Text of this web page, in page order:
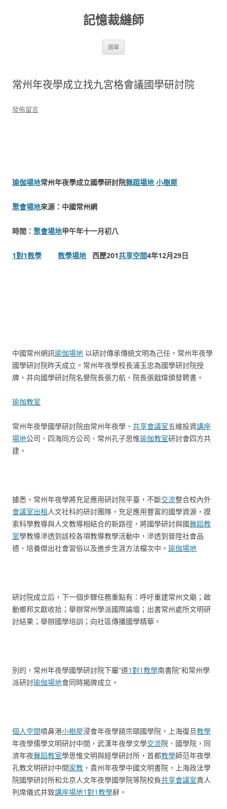
記憶裁縫師
選單
常州年夜學成立找九宮格會議國學研討院
發佈留言
瑜伽場地常州年夜學成立國學研討院舞蹈場地 小樹屋
聚會場地來源：中國常州網
時間： 聚會場地甲午年十一月初八
1對1教學 教學場地 西歷201共享空間4年12月29日
中國常州網訊瑜伽場地 以研討傳承傳統文明為己任，常州年夜學
國學研討院昨天成立。常州年夜學校長浦玉忠為國學研討院授
牌，并向國學研討院名譽院長張力航、院長張戩煒頒發聘書。
瑜伽教室
常州年夜學國學研討院由常州年夜學、 共享會議室五維投資講座
場地公司、四海同方公司、常州孔子思惟瑜伽教室研討會四方共
建。
據悉，常州年夜學將充足應用研討院平臺，不斷交流整合校內外
會議室出租人文社科的研討團隊，充足應用豐富的國學資源，摸
索科學教導與人文教導相結合的新路徑，將國學研討與國舞蹈教
室學教導滲透到該校各項教導教學活動中，滲透到晉陞社會品
德、培養傑出社會習俗以及進步生涯方法檔次中。 瑜伽場地
研討院成立后，下一個步驟任務重點有：呼吁重建常州文廟；啟
動鄉邦文獻收拾；舉辦常州學派國際論壇；出書常州處所文明研
討結果；舉辦國學培訓；向社區傳播國學精華。
別的，常州年夜學國學研討院下屬“道1對1教學南書院”和常州學
派研討瑜伽場地會同時揭牌成立。
個人空間噴鼻港小樹屋浸會年夜學饒宗頤國學院，上海復旦教學
年夜學儒學文明研討中間，武漢年夜學文學交流院、國學院，同
濟年夜舞蹈教室學思惟文明與經學研討所，首都教學師范年夜學
孔教文明研討中間家教 ，貴州年夜學中國文明書院，上海政法學
院國學研討所和北京人文年夜學國學院等院校負共享會議室責人
列席儀式并致講座場地1對1教學辭。